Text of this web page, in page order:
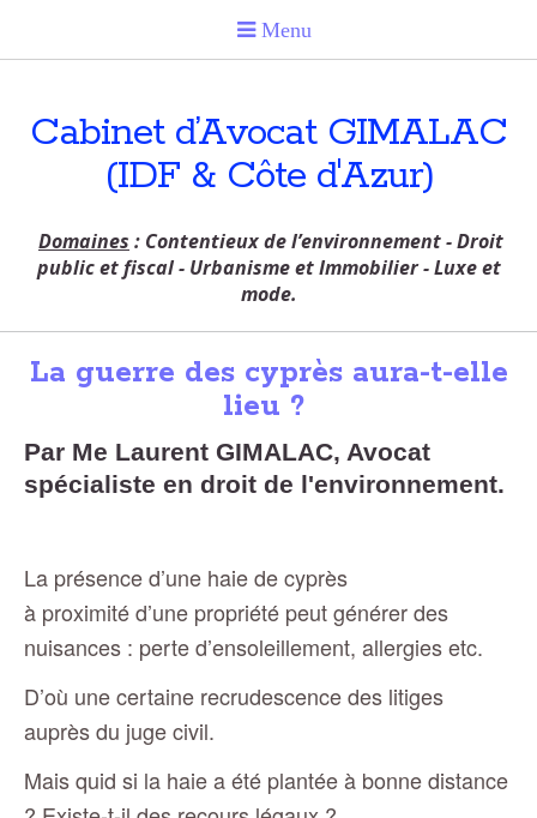
Cabinet d’Avocat GIMALAC
(IDF & Côte d'Azur)
Domaines : Contentieux de l’environnement - Droit
public et fiscal - Urbanisme et Immobilier - Luxe et
mode.
La guerre des cyprès aura-t-elle
lieu ?
Par Me Laurent GIMALAC, Avocat
spécialiste en droit de l'environnement.
La présence d’une haie de cyprès
à proximité d’une propriété peut générer des
nuisances : perte d’ensoleillement, allergies etc.
D’où une certaine recrudescence des litiges
auprès du juge civil.
Mais quid si la haie a été plantée à bonne distance